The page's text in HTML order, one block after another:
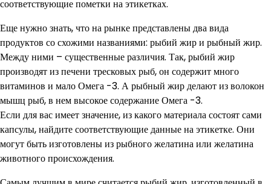
соответствующие пометки на этикетках.
Еще нужно знать, что на рынке представлены два вида
продуктов со схожими названиями: рыбий жир и рыбный жир.
Между ними – существенные различия. Так, рыбий жир
производят из печени тресковых рыб, он содержит много
витаминов и мало Омега -3. А рыбный жир делают из волокон
мышц рыб, в нем высокое содержание Омега -3.
Если для вас имеет значение, из какого материала состоят сами
капсулы, найдите соответствующие данные на этикетке. Они
могут быть изготовлены из рыбного желатина или желатина
животного происхождения.